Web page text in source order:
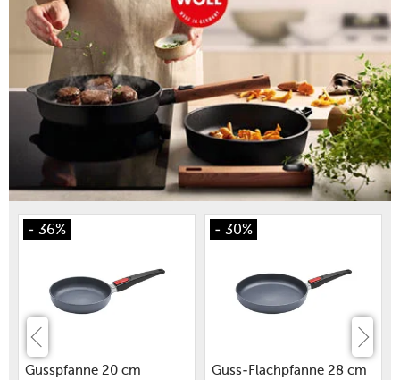
- 36%
Gusspfanne 20 cm
- 30%
Guss-Flachpfanne 28 cm